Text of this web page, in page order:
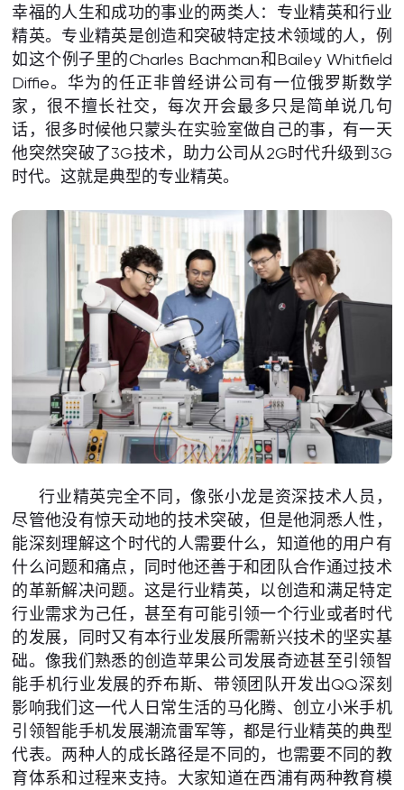
幸福的人生和成功的事业的两类人：专业精英和行业
精英。专业精英是创造和突破特定技术领域的人，例
如这个例子里的Charles Bachman和Bailey Whitfield
Diffie。华为的任正非曾经讲公司有一位俄罗斯数学
家，很不擅长社交，每次开会最多只是简单说几句
话，很多时候他只蒙头在实验室做自己的事，有一天
他突然突破了3G技术，助力公司从2G时代升级到3G
时代。这就是典型的专业精英。
行业精英完全不同，像张小龙是资深技术人员，
尽管他没有惊天动地的技术突破，但是他洞悉人性，
能深刻理解这个时代的人需要什么，知道他的用户有
什么问题和痛点，同时他还善于和团队合作通过技术
的革新解决问题。这是行业精英，以创造和满足特定
行业需求为己任，甚至有可能引领一个行业或者时代
的发展，同时又有本行业发展所需新兴技术的坚实基
础。像我们熟悉的创造苹果公司发展奇迹甚至引领智
能手机行业发展的乔布斯、带领团队开发出QQ深刻
影响我们这一代人日常生活的马化腾、创立小米手机
引领智能手机发展潮流雷军等，都是行业精英的典型
代表。两种人的成长路径是不同的，也需要不同的教
育体系和过程来支持。大家知道在西浦有两种教育模